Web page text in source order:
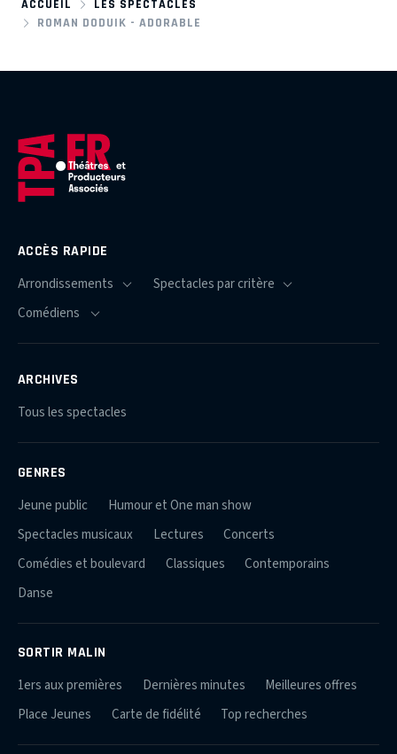
ACCUEIL
LES SPECTACLES
ROMAN DODUIK - ADORABLE
ACCÈS RAPIDE
ARCHIVES
Tous les spectacles
GENRES
Jeune public
Humour et One man show
Spectacles musicaux
Lectures
Concerts
Comédies et boulevard
Classiques
Contemporains
Danse
SORTIR MALIN
1ers aux premières Dernières minutes
Meilleures offres
Place Jeunes
Carte de fidélité Top recherches